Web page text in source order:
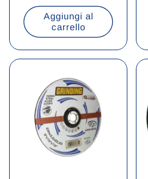
listinoAggiungi al
carrello